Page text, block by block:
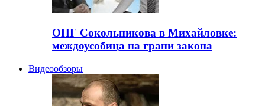
ОПГ Сокольникова в Михайловке:
междоусобица на грани закона
Видеообзоры